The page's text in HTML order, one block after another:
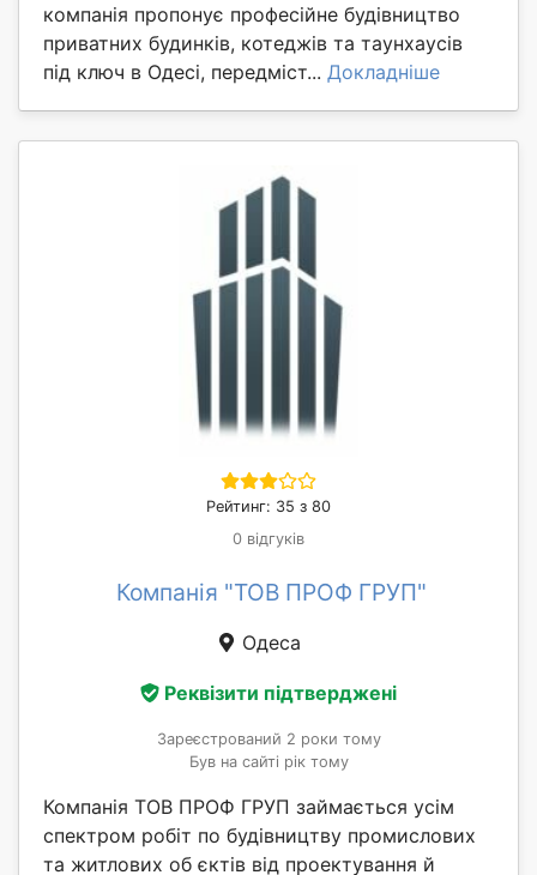
компанія пропонує професійне будівництво
приватних будинків, котеджів та таунхаусів
під ключ в Одесі, передміст... Докладніше
Рейтинг: 35 з 80
0 відгуків
Компанія "ТОВ ПРОФ ГРУП"
Одеса
Реквізити підтверджені
Зареєстрований 2 роки тому
Був на сайті рік тому
Компанія ТОВ ПРОФ ГРУП займається усім
спектром робіт по будівництву промислових
та житлових об єктів від проектування й